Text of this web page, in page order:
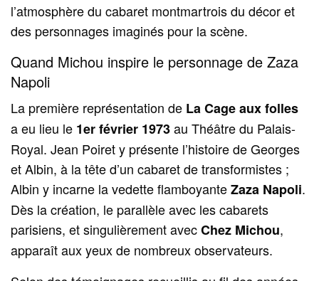
l’atmosphère du cabaret montmartrois du décor et
des personnages imaginés pour la scène.
Quand Michou inspire le personnage de Zaza
Napoli
La première représentation de La Cage aux folles
a eu lieu le 1er février 1973au Théâtre du Palais-
Royal. Jean Poiret y présente l’histoire de Georges
et Albin, à la tête d’un cabaret de transformistes ;
Albin y incarne la vedette flamboyanteZaza Napoli.
Dès la création, le parallèle avec les cabarets
parisiens, et singulièrement avecChez Michou,
apparaît aux yeux de nombreux observateurs.